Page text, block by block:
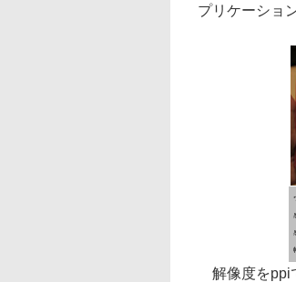
プリケーショ
解像度をppi